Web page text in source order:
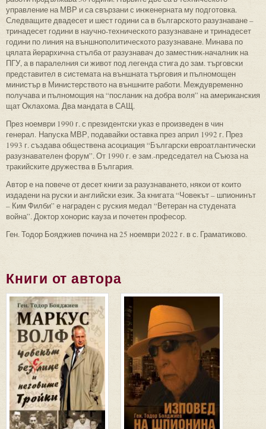
управление на МВР и са свързани с инженерната му подготовка.
Следващите двадесет и шест години са в българското разузнаване –
тринадесет години в научно-техническото разузнаване и тринадесет
години по линия на външнополитическото разузнаване. Минава по
цялата йерархична стълба от разузнавач до заместник-началник на
ПГУ, а в паралелния си живот под легенда стига до зам. търговски
представител в системата на външната търговия и пълномощен
министър в Министерството на външните работи. Междувременно
получава и пълномощия на “посланик на добра воля” на американския
щат Оклахома. Два мандата в САЩ.
През ноември 1990 г. с президентски указ е произведен в чин
генерал. Напуска МВР, подавайки оставка през април 1992 г. През
1993 г. създава обществена асоциация “Български евроатлантически
разузнавателен форум”. От 1990 г. е зам.-председател на Съюза на
тракийските дружества в България.
Автор е на повече от десет книги за разузнаването, някои от които
издадени на руски и английски език. За книгата “Човекът – шпионинът
– Ким Филби” е награден с руския медал “Ветеран на студената
война”. Доктор хонорис кауза и почетен професор.
Ген. Тодор Бояджиев почина на 25 ноември 2022 г. в с. Граматиково.
Книги от автора